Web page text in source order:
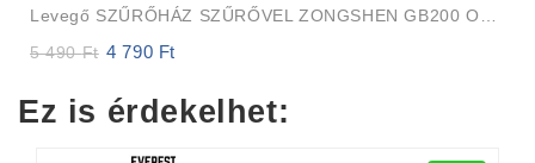
Levegő SZŰRŐHÁZ SZŰRŐVEL ZONGSHEN GB200 OLAJOS LÉGSZŰRŐ
5 490Ft Original
5
4 790 Ft
4
Ez is érdekelhet: